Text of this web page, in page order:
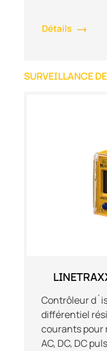
Détails
SURVEILLANCE
Contrôleur
différentiel
courants pour
AC, DC, DC